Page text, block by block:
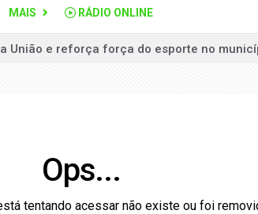
MAIS RÁDIO ONLINE
União e reforça força do esporte no
312 para recuperação do pavimento
formação da Guarda Civil Municipal
Ops...
tentando acessar não existe ou foi